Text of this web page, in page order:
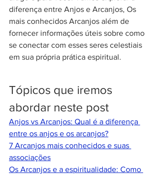
diferença entre Anjos e Arcanjos, Os
mais conhecidos Arcanjos além de
fornecer informações úteis sobre como
se conectar com esses seres celestiais
em sua própria prática espiritual.
Tópicos que iremos
abordar neste post
Anjos vs Arcanjos: Qual é a diferença
entre os anjos e os arcanjos?
7 Arcanjos mais conhecidos e suas
associações
Os Arcanjos e a espiritualidade: Como